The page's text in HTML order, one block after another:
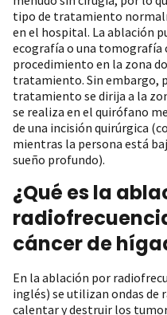
tipo de tratamiento
en el hospital. La ablación
ecografía o una tomografía
procedimiento en la zona
tratamiento. Sin embargo,
tratamiento se dirija a la
se realiza en el quirófano
de una incisión quirúrgica
mientras la persona está
sueño profundo).
¿Qué es la
cáncer de
En la ablación por
inglés) se utilizan ondas de
calentar y destruir los